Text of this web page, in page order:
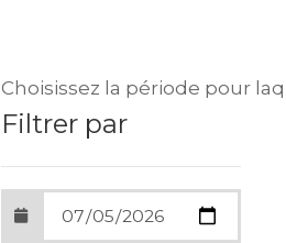
Choisissez la période pour
Filtrer par